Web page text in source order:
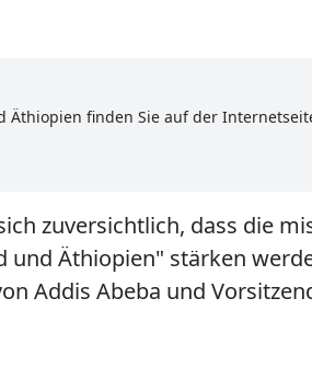
finden Sie auf der
zuversichtlich, dass die
Äthiopien" stärken
Addis Abeba und